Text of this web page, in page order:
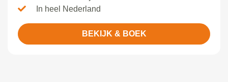
In heel Nederland
BEKIJK & BOEK